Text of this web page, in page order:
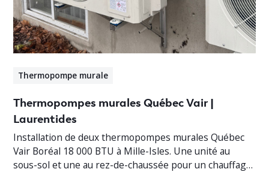
Thermopompe murale
Thermopompes murales Québec Vair |
Laurentides
Installation de deux thermopompes murales Québec
Vair Boréal 18 000 BTU à Mille-Isles. Une unité au
sous-sol et une au rez-de-chaussée pour un chauffage